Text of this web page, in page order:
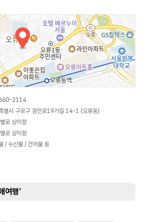
2114
별시 구로구 경인로19가길 14-1 (오류동)
로 상이함
로 상이함
/ 수산물 / 건어물 등
여행'